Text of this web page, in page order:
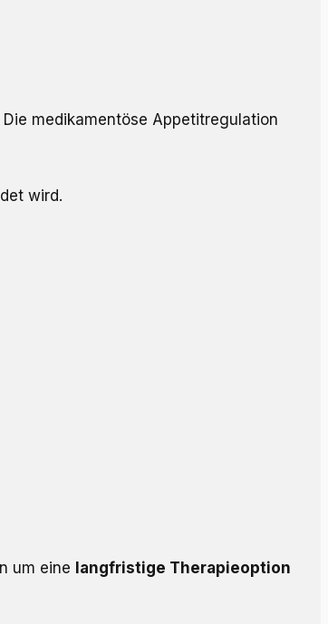
medikamentöse Appetitregulation
wird.
um eine langfristige Therapieoption